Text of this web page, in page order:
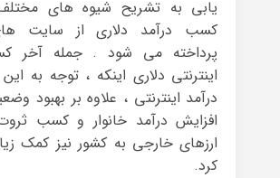
یابی به تشریح شیوه های
کسب درآمد دلاری از سایت
پرداخته می شود . جمله آخر
اینترنتی دلاری اینکه ، توجه به
درآمد اینترنتی ، علاوه بر بهبود
افزایش درآمد خانوار و کسب
ارزهای خارجی به کشور نیز کمک
کرد.